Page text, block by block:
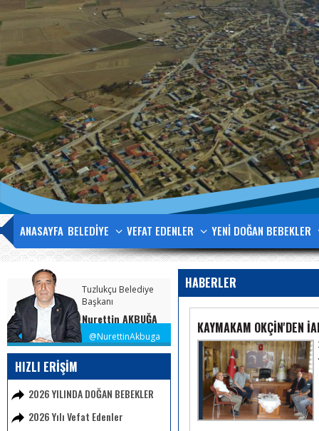
ANASAYFA BELEDİYE VEFAT EDENLER YENİ DOĞAN BEBEKLER
İLETİŞİM
Tuzlukçu Belediye
Başkanı
Nurettin AKBUĞA
@NurettinAkbuga
HIZLI ERİŞİM
2026 YILINDA DOĞAN BEBEKLER
2026 Yılı Vefat Edenler
HABERLER
KAYMAKAM OKÇİN'DEN